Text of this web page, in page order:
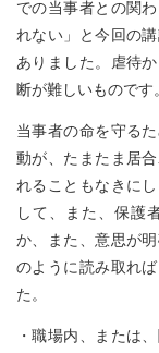
での当事者との関わ
れない」と今回の
ありました。虐待
断が難しいものです
当事者の命を守る
動が、たまたま居
れることもなきに
して、また、保護
か、また、意思が
のように読み取れ
た。
・職場内、または